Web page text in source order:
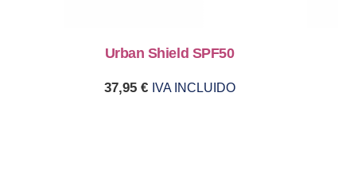
Urban Shield SPF50
37,95 € IVA INCLUIDO